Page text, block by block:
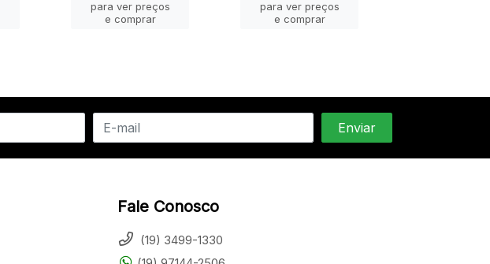
para ver preços
e comprar
para ver preços
e comprar
Fale Conosco
(19) 3499-1330